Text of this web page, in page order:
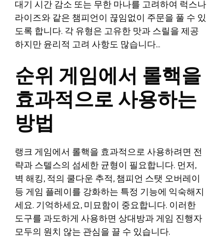
대기 시간 감소 또는 무한 마나를 고려하여 럭스나
라이즈와 같은 챔피언이 끊임없이 주문을 풀 수 있
도록 합니다. 각 유형은 고유한 맛과 스릴을 제공
하지만 윤리적 고려 사항도 많습니다…
순위 게임에서 롤핵을
효과적으로 사용하는
방법
랭크 게임에서 롤핵을 효과적으로 사용하려면 전
략과 스텔스의 섬세한 균형이 필요합니다. 먼저,
벽 해킹, 적의 쿨다운 추적, 챔피언 스탯 오버레이
등 게임 플레이를 강화하는 특정 기능에 익숙해지
세요. 기억하세요, 미묘함이 중요합니다. 이러한
도구를 과도하게 사용하면 상대방과 게임 진행자
모두의 원치 않는 관심을 끌 수 있습니다.